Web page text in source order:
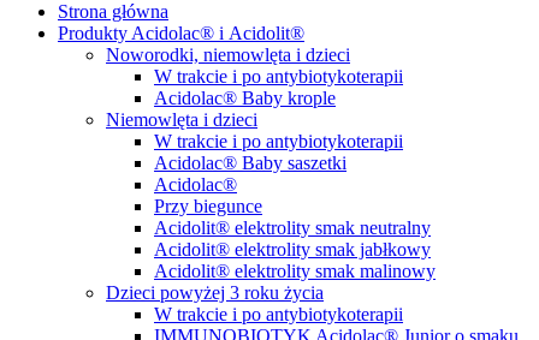
Strona główna
Produkty Acidolac® i Acidolit®
Noworodki, niemowlęta i dzieci
W trakcie i po antybiotykoterapii
Acidolac® Baby krople
Niemowlęta i dzieci
W trakcie i po antybiotykoterapii
Acidolac® Baby saszetki
Acidolac®
Przy biegunce
Acidolit® elektrolity smak neutralny
Acidolit® elektrolity smak jabłkowy
Acidolit® elektrolity smak malinowy
Dzieci powyżej 3 roku życia
W trakcie i po antybiotykoterapii